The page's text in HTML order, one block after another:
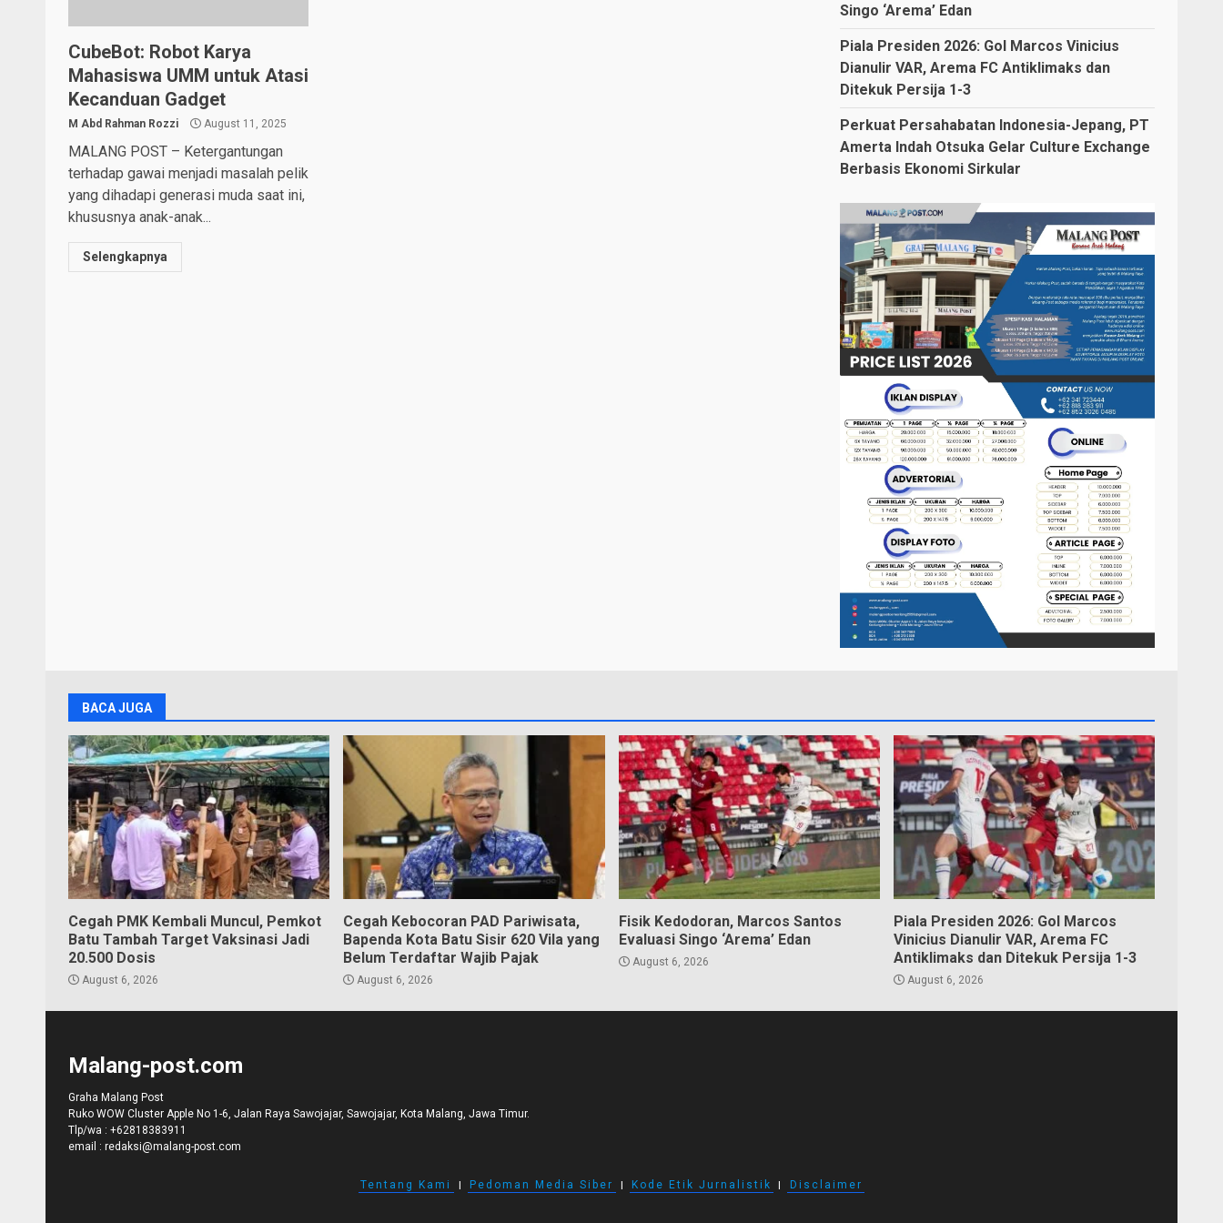
CubeBot: Robot Karya
Mahasiswa UMM untuk Atasi
Kecanduan Gadget
M Abd Rahman Rozzi August 11, 2025
MALANG POST – Ketergantungan
terhadap gawai menjadi masalah pelik
yang dihadapi generasi muda saat ini,
khususnya anak-anak...
Selengkapnya
Singo ‘Arema’ Edan
Piala Presiden 2026: Gol Marcos Vinicius
Dianulir VAR, Arema FC Antiklimaks dan
Ditekuk Persija 1-3
Perkuat Persahabatan Indonesia-Jepang, PT
Amerta Indah Otsuka Gelar Culture Exchange
Berbasis Ekonomi Sirkular
BACA JUGA
Cegah PMK Kembali Muncul, Pemkot
Batu Tambah Target Vaksinasi Jadi
20.500 Dosis
August 6, 2026
Cegah Kebocoran PAD Pariwisata,
Bapenda Kota Batu Sisir 620 Vila yang
Belum Terdaftar Wajib Pajak
August 6, 2026
Fisik Kedodoran, Marcos Santos
Evaluasi Singo ‘Arema’ Edan
August 6, 2026
Piala Presiden 2026: Gol Marcos
Vinicius Dianulir VAR, Arema FC
Antiklimaks dan Ditekuk Persija 1-3
August 6, 2026
Malang-post.com
Graha Malang Post
Ruko WOW Cluster Apple No 1-6, Jalan Raya Sawojajar, Sawojajar, Kota Malang, Jawa Timur.
Tlp/wa : +62818383911
email : redaksi@malang-post.com
Tentang Kami I Pedoman Media Siber I Kode Etik Jurnalistik I Disclaimer